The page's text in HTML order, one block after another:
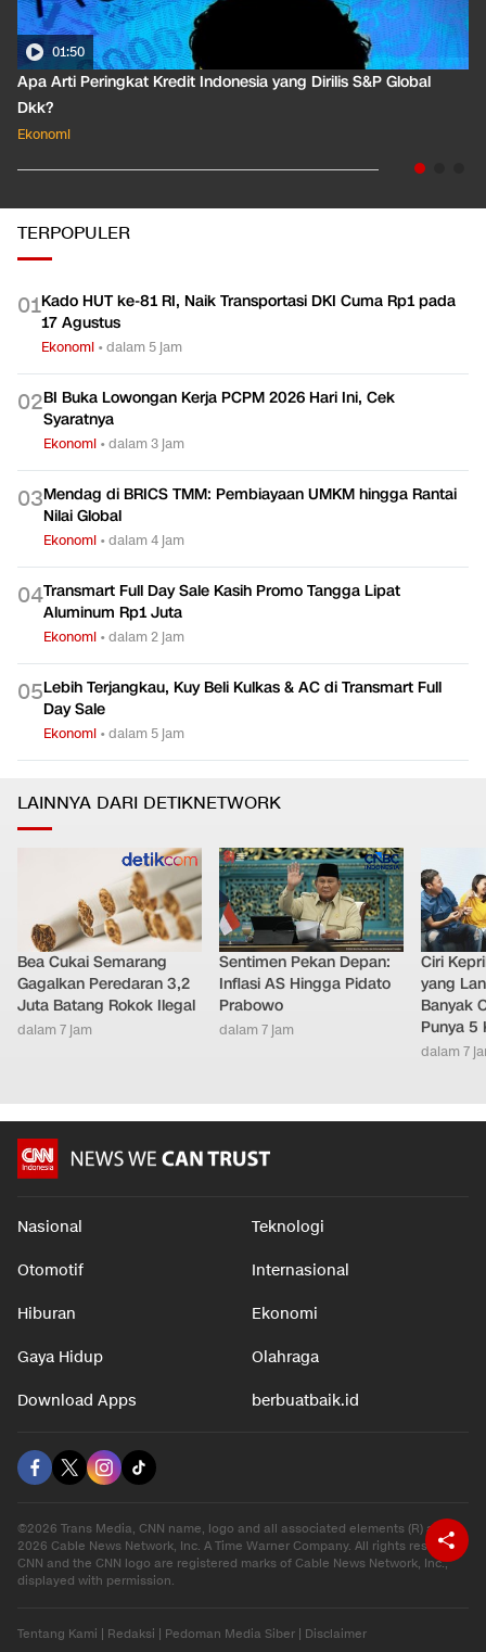
01:50
Apa Arti Peringkat Kredit Indonesia yang Dirilis S&P Global
Dkk?
Ekonomi
TERPOPULER
01Kado HUT ke-81 RI, Naik Transportasi DKI Cuma Rp1 pada
17 Agustus
Ekonomi •dalam 5 jam
02BI Buka Lowongan Kerja PCPM 2026 Hari Ini, Cek
Syaratnya
Ekonomi •dalam 3 jam
03Mendag di BRICS TMM: Pembiayaan UMKM hingga Rantai
Nilai Global
Ekonomi •dalam 4 jam
04Transmart Full Day Sale Kasih Promo Tangga Lipat
Aluminum Rp1 Juta
Ekonomi •dalam 2 jam
05Lebih Terjangkau, Kuy Beli Kulkas & AC di Transmart Full
Day Sale
Ekonomi •dalam 5 jam
LAINNYA DARI DETIKNETWORK
Bea Cukai Semarang
Gagalkan Peredaran 3,2
Juta Batang Rokok Ilegal
dalam 7 jam
Sentimen Pekan Depan:
Inflasi AS Hingga Pidato
Prabowo
dalam 7 jam
Ciri
yang
Banyak
Punya 5
dalam 7
Nasional Teknologi
Otomotif Internasional
Hiburan Ekonomi
Gaya Hidup Olahraga
Download Apps berbuatbaik.id
©2026 Trans Media, CNN name, logo and all associated elements (R) and ©
2026 Cable News Network, Inc. A Time Warner Company. All rights reserved.
CNN and the CNN logo are registered marks of Cable News Network, Inc.,
displayed with permission.
Tentang Kami Redaksi Pedoman Media Siber Disclaimer